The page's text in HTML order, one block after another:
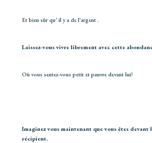
Et bien sûr qu’ il y a de l'argent .
Laissez-vous vivre librement avec cette
Où vous sentez-vous petit et pauvre devant lui?
Imaginez vous maintenant que vous êtes devant
récipient.